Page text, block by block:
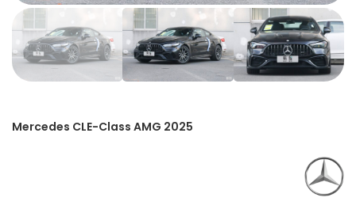
Mercedes CLE-Class AMG 2025